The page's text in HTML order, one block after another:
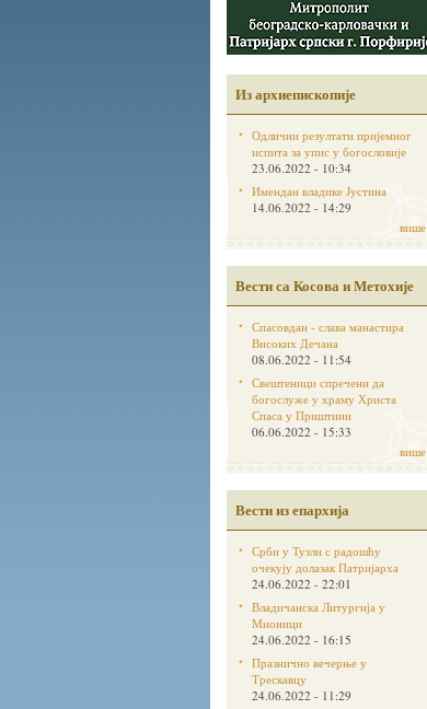
Из архиепископије
Одлични резултати пријемног
испита за упис у богословије
23.06.2022 - 10:34
Имендан владике Јустина
14.06.2022 - 14:29
више
Вести са Косова и Метохије
Спасовдан - слава манастира
Високих Дечана
08.06.2022 - 11:54
Свештеници спречени да
богослуже у храму Христа
Спаса у Приштини
06.06.2022 - 15:33
више
Вести из епархија
Срби у Тузли с радошћу
очекују долазак Патријарха
24.06.2022 - 22:01
Владичанска Литургија у
Мионици
24.06.2022 - 16:15
Празнично вечерње у
Трескавцу
24.06.2022 - 11:29